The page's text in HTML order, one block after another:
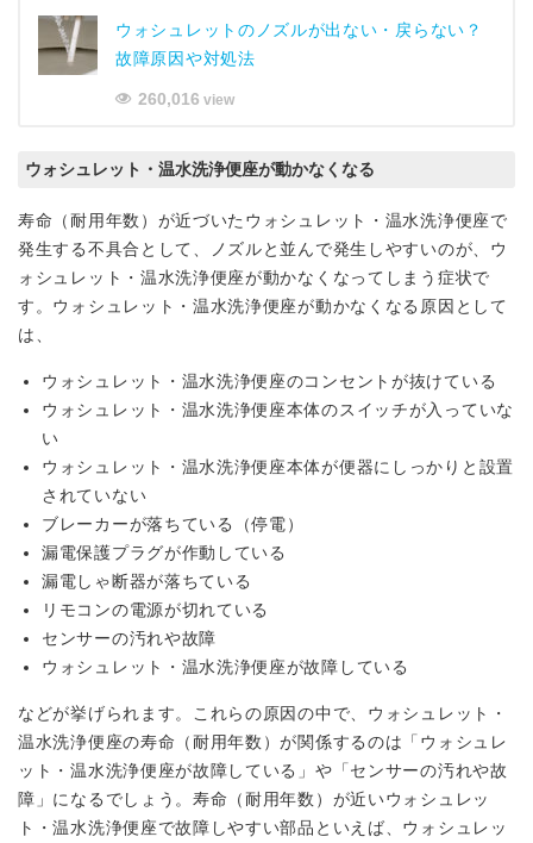
ウォシュレットのノズルが出ない・戻らない？
故障原因や対処法
260,016 view
ウォシュレット・温水洗浄便座が動かなくなる
寿命（耐用年数）が近づいたウォシュレット・温水洗浄便座で
発生する不具合として、ノズルと並んで発生しやすいのが、ウ
ォシュレット・温水洗浄便座が動かなくなってしまう症状で
す。ウォシュレット・温水洗浄便座が動かなくなる原因として
は、
ウォシュレット・温水洗浄便座のコンセントが抜けている
ウォシュレット・温水洗浄便座本体のスイッチが入っていな
い
ウォシュレット・温水洗浄便座本体が便器にしっかりと設置
されていない
ブレーカーが落ちている（停電）
漏電保護プラグが作動している
漏電しゃ断器が落ちている
リモコンの電源が切れている
センサーの汚れや故障
ウォシュレット・温水洗浄便座が故障している
などが挙げられます。これらの原因の中で、ウォシュレット・
温水洗浄便座の寿命（耐用年数）が関係するのは「ウォシュレ
ット・温水洗浄便座が故障している」や「センサーの汚れや故
障」になるでしょう。寿命（耐用年数）が近いウォシュレッ
ト・温水洗浄便座で故障しやすい部品といえば、ウォシュレッ